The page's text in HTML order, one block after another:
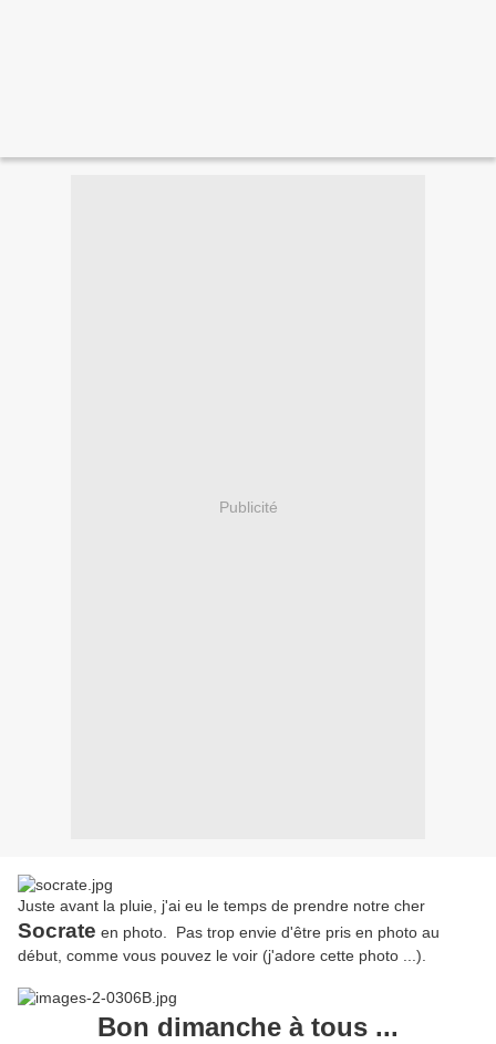
Publicité
Juste avant la pluie, j'ai eu le temps de prendre notre cher
Socrate en photo. Pas trop envie d'être pris en photo au
début, comme vous pouvez le voir (j'adore cette photo ...).
Bon dimanche à tous ...